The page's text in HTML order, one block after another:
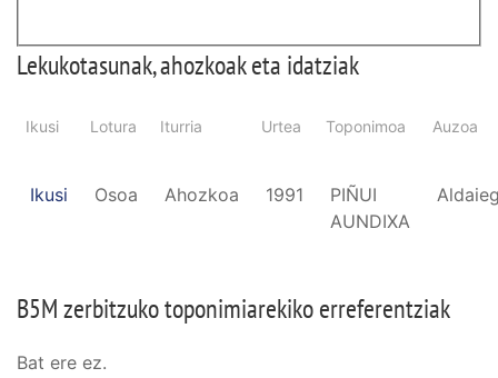
Lekukotasunak, ahozkoak eta idatziak
Ikusi Lotura Iturria Urtea Toponimoa Auzoa
Ikusi Osoa Ahozkoa 1991
PIÑUI
AUNDIXA
B5M zerbitzuko toponimiarekiko erreferentziak
Bat ere ez.